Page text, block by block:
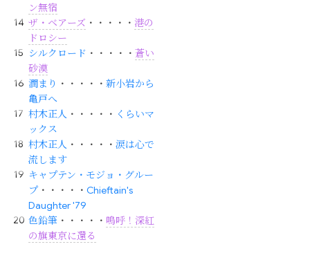
ン無宿
ザ・ベアーズ ・・・・・港の
ドロシー
シルクロード ・・・・・蒼い
砂漠
潤まり ・・・・・新小岩から
亀戸へ
村木正人 ・・・・・ くらいマ
ックス
村木正人 ・・・・・涙は心で
流します
キャプテン・モジョ・グルー
プ ・・・・・Chieftain's
Daughter '79
色鉛筆 ・・・・・ 嗚呼！深紅
の旗東京に還る